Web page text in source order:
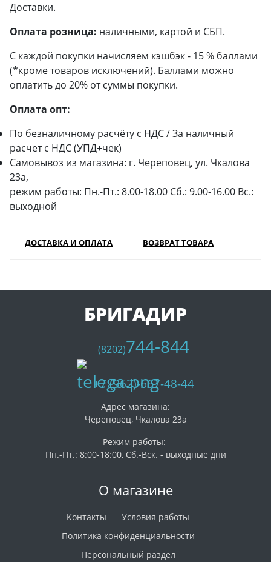
Доставки.
Оплата розница: наличными, картой и СБП.
С каждой покупки начисляем кэшбэк - 15 % баллами
(*кроме товаров исключений). Баллами можно
оплатить до 20% от суммы покупки.
Оплата опт:
По безналичному расчёту с НДС / За наличный
расчет с НДС (УПД+чек)
Самовывоз из магазина: г. Череповец, ул. Чкалова
23а,
режим работы: Пн.-Пт.: 8.00-18.00 Сб.: 9.00-16.00 Вс.:
выходной
ДОСТАВКА И ОПЛАТА ВОЗВРАТ ТОВАРА
О магазине
Контакты
Условия работы
Политика конфиденциальности
Персональный раздел
БРИГАДИР
(8202)744-844
+7 (962)-667-48-44
Адрес магазина:
Череповец, Чкалова 23а
Режим работы:
Пн.-Пт.: 8:00-18:00, Сб.-Вск. - выходные дни